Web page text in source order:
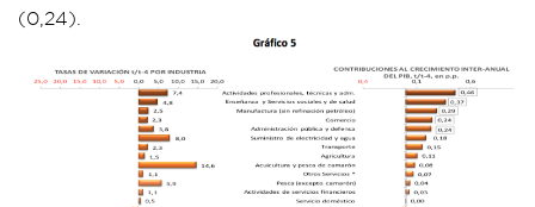
(0,24).